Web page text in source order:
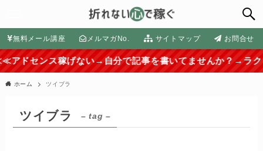
無料メール講座 メルマガNo. サイトマップ お問合せ
稼げない→自分で記事を書いてませんか？→ラクして稼ぐ
ホーム ツイブラ
ツイブラ – tag –